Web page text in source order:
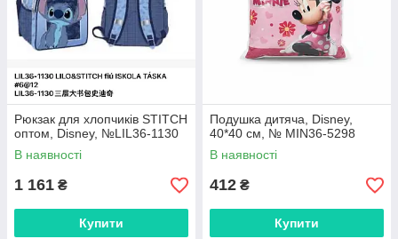
Рюкзак для хлопчиків STITCH
оптом, Disney, №LIL36-1130
В наявності
1 161 ₴
Купити
Подушка дитяча, Disney,
40*40 см, № MIN36-5298
В наявності
412 ₴
Купити